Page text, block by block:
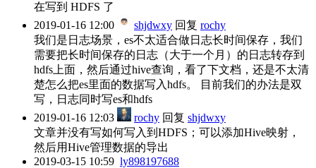
在写到 HDFS 了
2019-01-16 12:00
shjdwxy 回复 rochy
我们是日志场景，es不太适合做日志长时间保存，我们
需要把长时间保存的日志（大于一个月）的日志转存到
hdfs上面，然后通过hive查询，看了下文档，还是不太清
楚怎么把es里面的数据写入hdfs。 目前我们的办法是双
写，日志同时写es和hdfs
2019-01-16 12:03
rochy 回复 shjdwxy
文章并没有写如何写入到HDFS；可以添加Hive映射，
然后用Hive管理数据的导出
2019-03-15 10:59 ly898197688